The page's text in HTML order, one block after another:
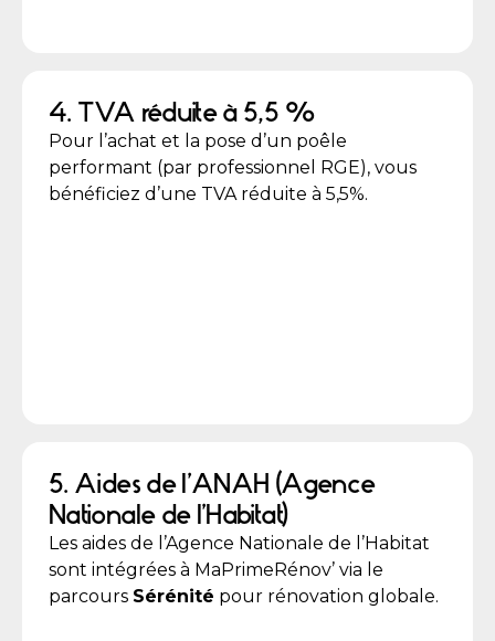
4. TVA réduite à 5,5 %
Pour l’achat et la pose d’un poêle
performant (par professionnel RGE), vous
bénéficiez d’une TVA réduite à 5,5%.
5. Aides de l’ANAH (Agence
Nationale de l’Habitat)
Les aides de l’Agence Nationale de l’Habitat
sont intégrées à MaPrimeRénov’ via le
parcours Sérénité pour rénovation globale.